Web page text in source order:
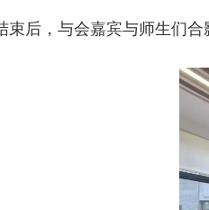
束后，与会嘉宾与师生们合